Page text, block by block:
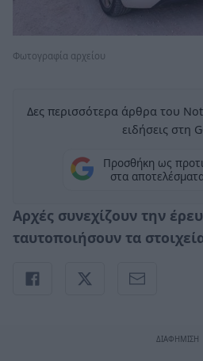
Φωτογραφία αρχείου
Δες περισσότερα άρθρα του
ειδήσεις στη
Προσθήκη ως
στα
Αρχές συνεχίζουν την
ταυτοποιήσουν τα